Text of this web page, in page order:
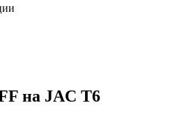
на JAC T6